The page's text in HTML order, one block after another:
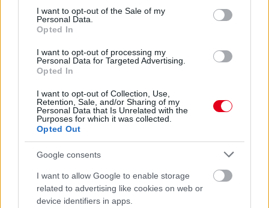
consent section.
I want to opt-out of the Sale of my
Personal Data.
Opted In
I want to opt-out of processing my
Personal Data for Targeted Advertising.
Opted In
I want to opt-out of Collection, Use,
Retention, Sale, and/or Sharing of my
Personal Data that Is Unrelated with the
Purposes for which it was collected.
Opted Out
Google consents
I want to allow Google to enable storage
related to advertising like cookies on web or
device identifiers in apps.
Megvan, mikor kezdődik az F1-es Bahreini Nagydíj